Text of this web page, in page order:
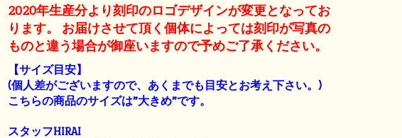
2020年生産分より刻印のロゴデザインが変更となってお
ります。 お届けさせて頂く個体によっては刻印が写真の
ものと違う場合が御座いますので予めご了承ください。
【サイズ目安】
(個人差がございますので、あくまでも目安とお考え下さい。)
こちらの商品のサイズは”大きめ”です。
スタッフHIRAI